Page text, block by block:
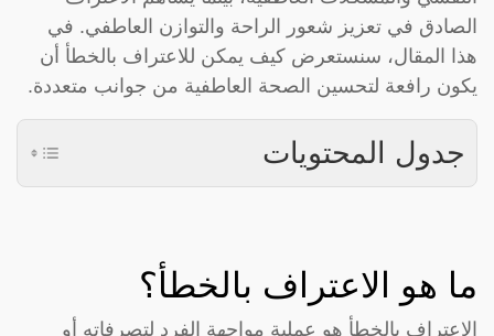
الصادق في تعزيز شعور الراحة والتوازن العاطفي. في
هذا المقال، سنستعرض كيف يمكن للاعتراف بالخطأ أن
يكون رافعة لتحسين الصحة العاطفية من جوانب متعددة.
جدول المحتويات
ما هو الاعتراف بالخطأ؟
الاعتراف بالخطأ هو عملية مواجهة الفرد لتصرفاته أو